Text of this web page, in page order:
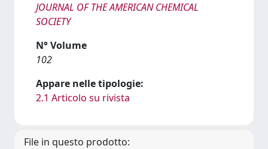
JOURNAL OF THE AMERICAN CHEMICAL
SOCIETY
N° Volume
102
Appare nelle tipologie:
2.1 Articolo su rivista
File in questo prodotto: